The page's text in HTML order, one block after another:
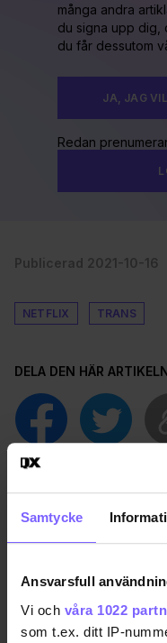
Samtycke
Ansvarsfull
Vi och våra 1022
som t.ex. ditt IP-
många andra
du signa upp dig,
du får dessutom
JA, JAG
Redan
Publicerad 2021-10-16
NETFLIX TRANS
DELA DEN HÄR